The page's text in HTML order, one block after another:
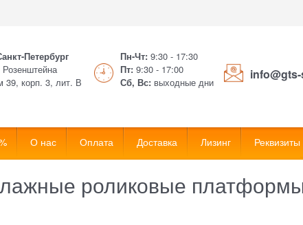
Петербург
39, корп. 3, лит. В
Пн-Чт: 9:30 - 17:30
Пт: 9:30 - 17:00
Сб, Вс: выходные дни
О нас Оплата Доставка Лизинг Реквизиты
роликовые